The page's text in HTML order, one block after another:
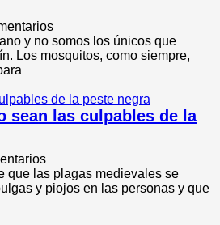
y no somos los únicos que
Los mosquitos, como siempre,
sean las culpables de la
que las plagas medievales se
y piojos en las personas y que